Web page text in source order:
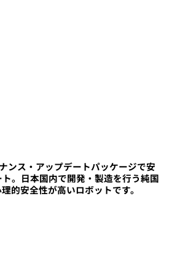
ンス・アップデートパッケージで安
。日本国内で開発・製造を行う純国
的安全性が高いロボットです。